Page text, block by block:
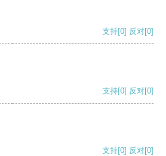
支持[0] 反对[0]
支持[0] 反对[0]
支持[0] 反对[0]